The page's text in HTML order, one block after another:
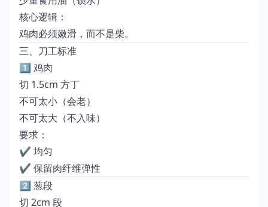
核心逻辑：
鸡肉必须嫩滑，而不是柴。
三、刀工标准
1️⃣ 鸡肉
切 1.5cm 方丁
不可太小（会老）
不可太大（不入味）
要求：
✔ 均匀
✔ 保留肉纤维弹性
2️⃣ 葱段
切 2cm 段